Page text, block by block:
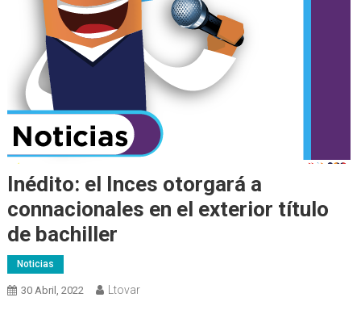
Inédito: el Inces otorgará a
connacionales en el exterior título
de bachiller
Noticias
30 Abril, 2022 Ltovar